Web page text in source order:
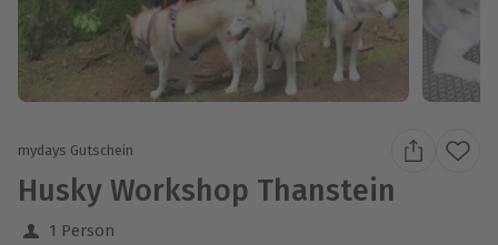
mydays Gutschein
Husky Workshop Thanstein
1 Person